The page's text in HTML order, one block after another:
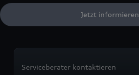
Jetzt informieren
Serviceberater kontaktieren